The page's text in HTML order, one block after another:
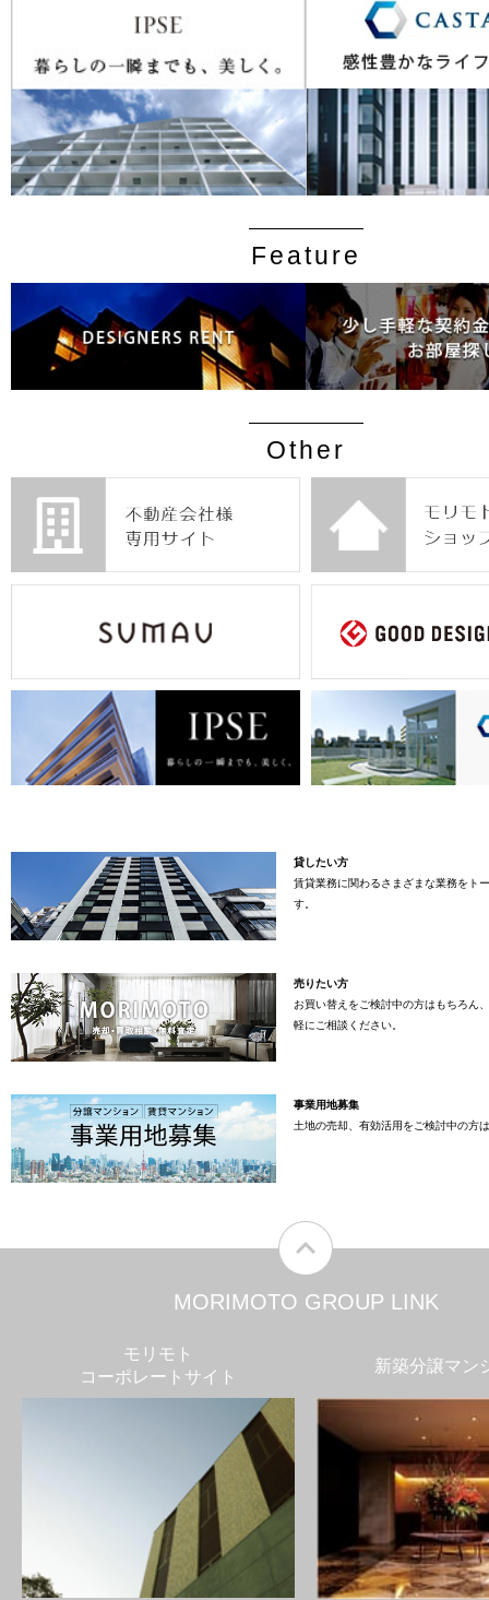
Feature
Other
貸したい方
賃貸業務に関わるさまざまな業務をト
す。
売りたい方
お買い替えをご検討中の方はもちろん
軽にご相談ください。
事業用地募集
土地の売却、有効活用をご検討中の方
MORIMOTO GROUP LINK
モリモト
コーポレートサイト
新築分譲マン